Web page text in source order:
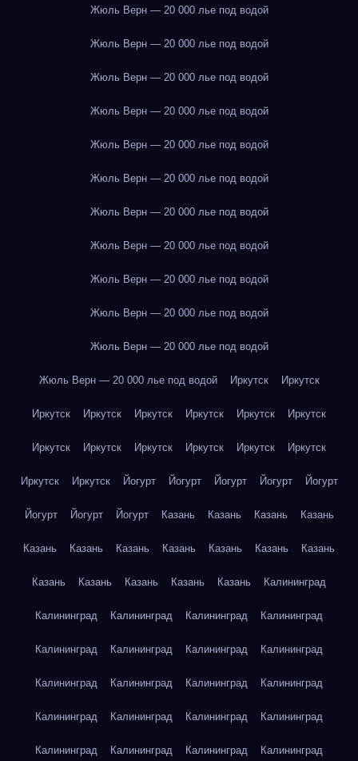
Жюль Верн — 20 000 лье под водой
Жюль Верн — 20 000 лье под водой
Жюль Верн — 20 000 лье под водой
Жюль Верн — 20 000 лье под водой
Жюль Верн — 20 000 лье под водой
Жюль Верн — 20 000 лье под водой
Жюль Верн — 20 000 лье под водой
Жюль Верн — 20 000 лье под водой
Жюль Верн — 20 000 лье под водой
Жюль Верн — 20 000 лье под водой
Жюль Верн — 20 000 лье под водой
Жюль Верн — 20 000 лье под водой Иркутск Иркутск
Иркутск Иркутск Иркутск Иркутск Иркутск Иркутск
Иркутск Иркутск Иркутск Иркутск Иркутск Иркутск
Иркутск Иркутск Йогурт Йогурт Йогурт Йогурт Йогурт
Йогурт Йогурт Йогурт Казань Казань Казань Казань
Казань Казань Казань Казань Казань Казань Казань
Казань Казань Казань Казань Казань Калининград
Калининград Калининград Калининград Калининград
Калининград Калининград Калининград Калининград
Калининград Калининград Калининград Калининград
Калининград Калининград Калининград Калининград
Калининград Калининград Калининград Калининград